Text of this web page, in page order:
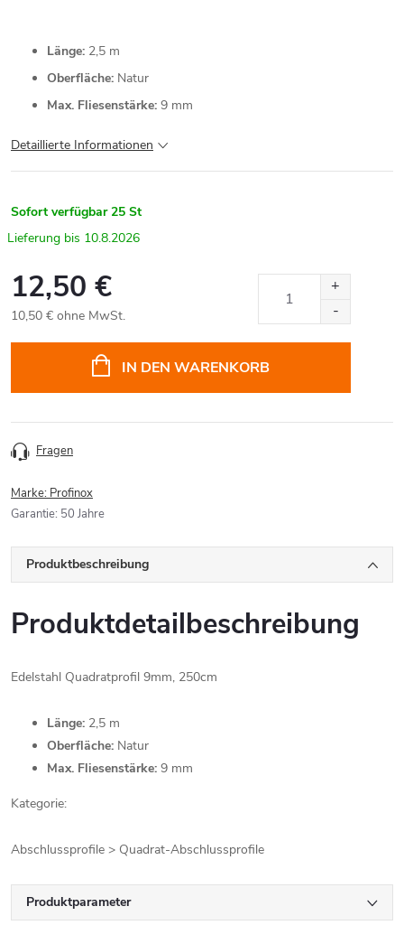
Länge: 2,5 m
Oberfläche: Natur
Max. Fliesenstärke: 9 mm
Detaillierte Informationen
Sofort verfügbar 25 St
10.8.2026
12,50 €
10,50 € ohne MwSt.
IN DEN WARENKORB
Fragen
Marke: Profinox
Garantie: 50 Jahre
Produktbeschreibung
Produktdetailbeschreibung
Edelstahl Quadratprofil 9mm, 250cm
Länge: 2,5 m
Oberfläche: Natur
Max. Fliesenstärke: 9 mm
Kategorie:
Abschlussprofile > Quadrat-Abschlussprofile
Produktparameter